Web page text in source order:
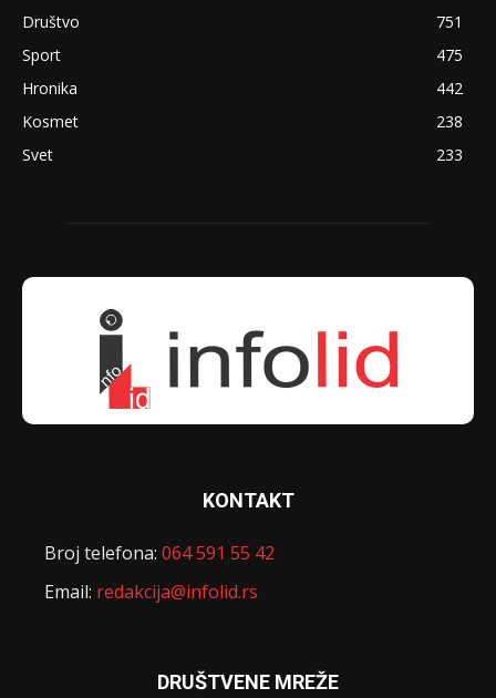
Društvo
751
Sport
475
Hronika
442
Kosmet
238
Svet
233
KONTAKT
Broj telefona: 064 591 55 42
Email: redakcija@infolid.rs
DRUŠTVENE MREŽE